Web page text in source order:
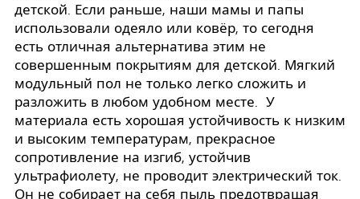
детской. Если раньше, наши мамы и папы
использовали одеяло или ковёр, то сегодня
есть отличная альтернатива этим не
совершенным покрытиям для детской. Мягкий
модульный пол не только легко сложить и
разложить в любом удобном месте. У
материала есть хорошая устойчивость к низким
и высоким температурам, прекрасное
сопротивление на изгиб, устойчив
ультрафиолету, не проводит электрический ток.
Он не собирает на себя пыль предотвращая